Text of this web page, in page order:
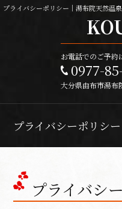
プライバシーポリシー｜湯布院天然温
お電話でのご予約
0977-
大分県由布市湯布
プライバシーポリシー
プライバシ